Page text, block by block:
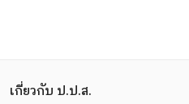
เกี่ยวกับ ป.ป.ส.